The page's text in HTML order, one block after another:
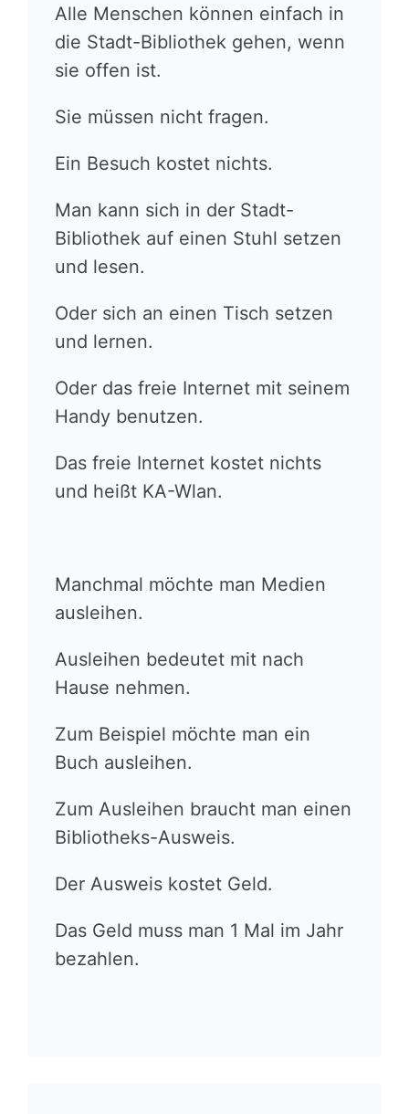
Alle Menschen können einfach in
die Stadt-Bibliothek gehen, wenn
sie offen ist.
Sie müssen nicht fragen.
Ein Besuch kostet nichts.
Man kann sich in der Stadt-
Bibliothek auf einen Stuhl setzen
und lesen.
Oder sich an einen Tisch setzen
und lernen.
Oder das freie Internet mit seinem
Handy benutzen.
Das freie Internet kostet nichts
und heißt KA-Wlan.
Manchmal möchte man Medien
ausleihen.
Ausleihen bedeutet mit nach
Hause nehmen.
Zum Beispiel möchte man ein
Buch ausleihen.
Zum Ausleihen braucht man einen
Bibliotheks-Ausweis.
Der Ausweis kostet Geld.
Das Geld muss man 1 Mal im Jahr
bezahlen.